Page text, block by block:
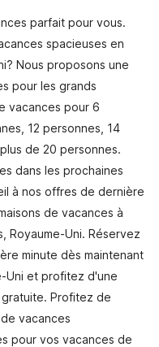
parfait pour vous.
spacieuses en
Nous proposons une
pour les grands
vacances pour 6
12 personnes, 14
de 20 personnes.
dans les prochaines
à nos offres de dernière
de vacances à
Royaume-Uni. Réservez
minute dès maintenant
Uni et profitez d'une
Profitez de
vacances
pour vos vacances de